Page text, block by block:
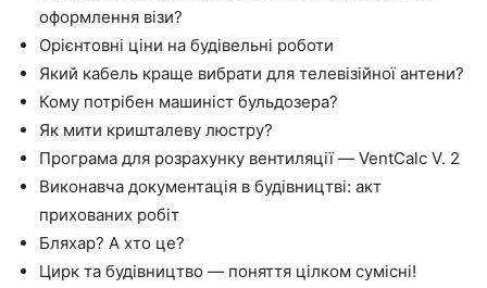
оформлення візи?
Орієнтовні ціни на будівельні роботи
Який кабель краще вибрати для телевізійної антени?
Кому потрібен машиніст бульдозера?
Як мити кришталеву люстру?
Програма для розрахунку вентиляції — VentCalc V. 2
Виконавча документація в будівництві: акт
прихованих робіт
Бляхар? А хто це?
Цирк та будівництво — поняття цілком сумісні!